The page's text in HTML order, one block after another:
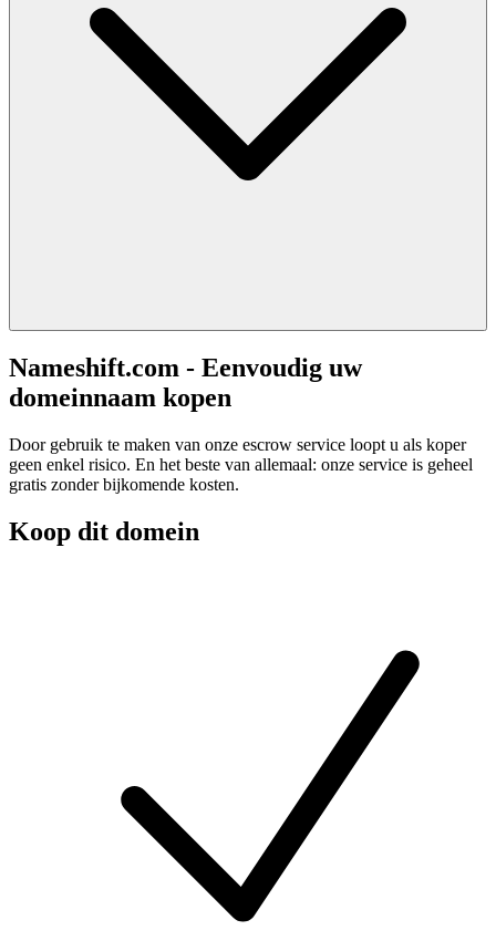
Nameshift.com - Eenvoudig uw
domeinnaam kopen
Door gebruik te maken van onze escrow service loopt u als koper
geen enkel risico. En het beste van allemaal: onze service is geheel
gratis zonder bijkomende kosten.
Koop dit domein